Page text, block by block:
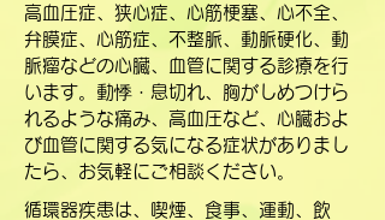
高血圧症、狭心症、心筋梗塞、心不全、
弁膜症、心筋症、不整脈、動脈硬化、動
脈瘤などの心臓、血管に関する診療を行
います。動悸・息切れ、胸がしめつけら
れるような痛み、高血圧など、心臓およ
び血管に関する気になる症状がありまし
たら、お気軽にご相談ください。
循環器疾患は、喫煙、食事、運動、飲